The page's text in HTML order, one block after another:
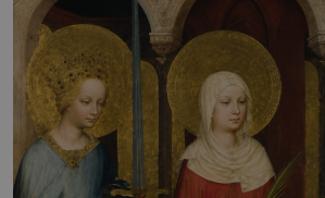
Mikuláše a odváží jeho ostatky
Je to zbožná záchrana před
promyšlená krádež,